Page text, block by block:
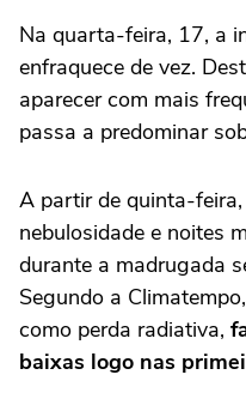
Na quarta-feira, 17, a
enfraquece de vez.
aparecer com mais
passa a predominar
A partir de quinta-
nebulosidade e noites
durante a madrugada
Segundo a
como perda radiativa,
baixas logo nas